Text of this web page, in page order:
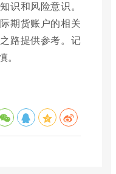
识和风险意识。
期货账户的相关
路提供参考。记